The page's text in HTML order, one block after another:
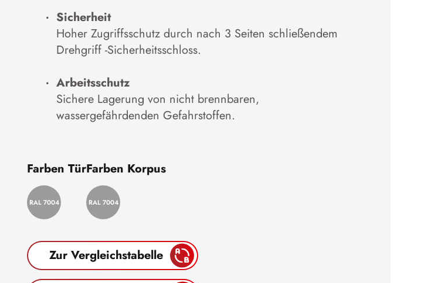
Sicherheit
Hoher Zugriffsschutz durch nach 3 Seiten schließendem
Drehgriff -Sicherheitsschloss.
Arbeitsschutz
Sichere Lagerung von nicht brennbaren,
wassergefährdenden Gefahrstoffen.
Farben Tür
RAL 7004
Farben Korpus
RAL 7004
Zur Vergleichstabelle